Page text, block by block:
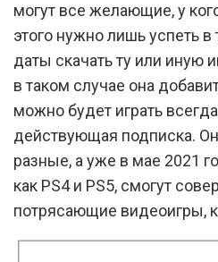
могут все желающие, у
этого нужно лишь успеть
даты скачать ту или иную
в таком случае она
можно будет играть
действующая подписка.
разные, а уже в мае 2021
как PS4 и PS5, смогут
потрясающие видеоигры,